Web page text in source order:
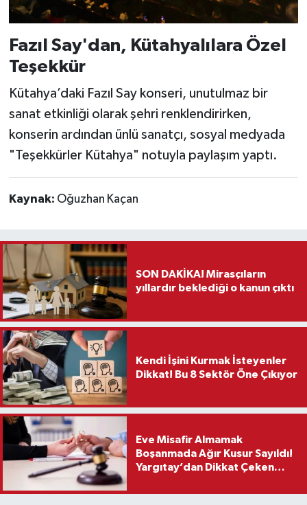
Fazıl Say'dan, Kütahyalılara Özel
Teşekkür
Kütahya’daki Fazıl Say konseri, unutulmaz bir
sanat etkinliği olarak şehri renklendirirken,
konserin ardından ünlü sanatçı, sosyal medyada
"Teşekkürler Kütahya" notuyla paylaşım yaptı.
Kaynak: Oğuzhan Kaçan
SON DAKİKA! Mirasçıların
yıllardır beklediği o kanun çıktı
Kendi İşini Kurmak İsteyenler
Dikkat! Bu 8 Sektör Öne Çıkıyor
Eve Misafir Almamak
Boşanmada Ağır Kusur Sayıldı!
Yargıtay’dan Dikkat Çeken